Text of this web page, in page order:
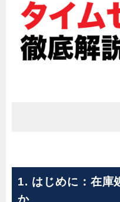
1. はじめに：在庫
か